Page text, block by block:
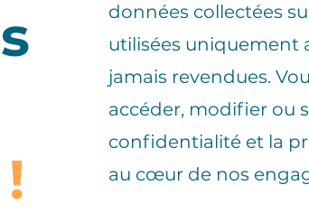
données collectées
utilisées uniquement
jamais revendues.
accéder, modifier ou
confidentialité et la
au cœur de nos